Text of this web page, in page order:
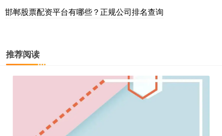
邯郸股票配资平台有哪些？正规公司排名查询
推荐阅读